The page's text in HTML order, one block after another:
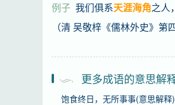
例子 我们俱系天涯海角之人
（清 吴敬梓《儒林外史》第
拼音
tiān yá hǎi jiǎo
更多成语的意思解
饱食终日，无所事事(意思解释)